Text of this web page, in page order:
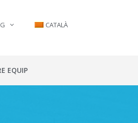
CATALÀ
EQUIP